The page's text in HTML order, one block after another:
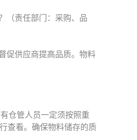
（责任部门：采购、品
促供应商提高品质。物料
仓管人员一定须按照重
查看。确保物料储存的质